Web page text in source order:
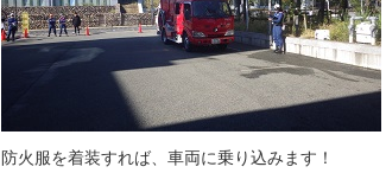
防火服を着装すれば、車両に乗り込みます！